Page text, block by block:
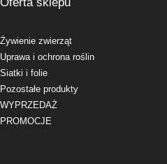
Żywienie zwierząt
Uprawa i ochrona roślin
Siatki i folie
Pozostałe produkty
WYPRZEDAŻ
PROMOCJE